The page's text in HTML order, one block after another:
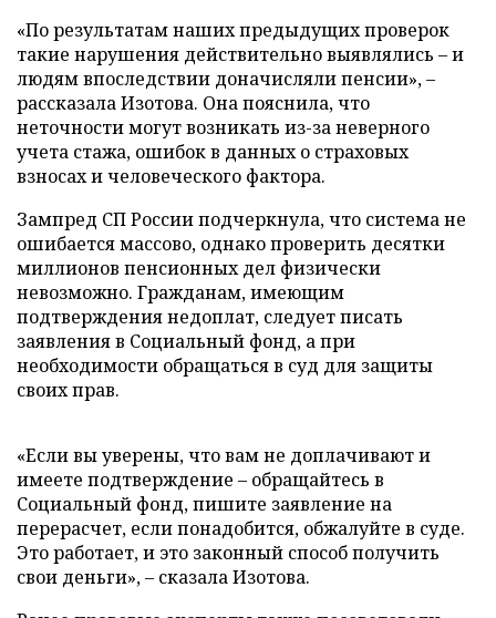
«По результатам наших предыдущих проверок
такие нарушения действительно выявлялись – и
людям впоследствии доначисляли пенсии», –
рассказала Изотова. Она пояснила, что
неточности могут возникать из-за неверного
учета стажа, ошибок в данных о страховых
взносах и человеческого фактора.
Зампред СП России подчеркнула, что система не
ошибается массово, однако проверить десятки
миллионов пенсионных дел физически
невозможно. Гражданам, имеющим
подтверждения недоплат, следует писать
заявления в Социальный фонд, а при
необходимости обращаться в суд для защиты
своих прав.
«Если вы уверены, что вам не доплачивают и
имеете подтверждение – обращайтесь в
Социальный фонд, пишите заявление на
перерасчет, если понадобится, обжалуйте в суде.
Это работает, и это законный способ получить
свои деньги», – сказала Изотова.